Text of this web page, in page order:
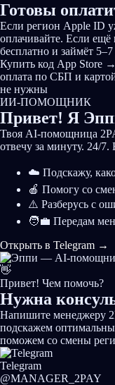
Готовы
Если регион Apple ID
оплачивайте. Если
бесплатно и займёт
Купить код App Store →
оплата по СБП и
не нужны
ИИ-ПОМОЩНИК
Привет! Я
Твоя AI-помощница
отвечу за минуту. 24/7.
☁️️ Подскажу,
🍎 Помогу со
⚠️️ Разберусь с
🧑‍💼 Передам
Открыть в Telegram →
👋
Привет! Чем помочь?
Нужна
Напишите менеджеру
подскажем
поможем со смены
Telegram
@MANAGER_2PAY